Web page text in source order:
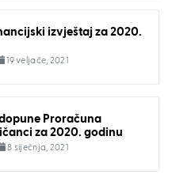
izvještaj za 2020.
19 veljače, 2021
dopune Proračuna
za 2020. godinu
8 siječnja, 2021